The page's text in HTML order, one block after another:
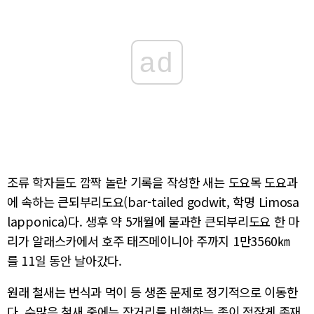
ad
조류 학자들도 깜짝 놀란 기록을 작성한 새는 도요목 도요과
에 속하는 큰되부리도요(bar-tailed godwit, 학명 Limosa
lapponica)다. 생후 약 5개월에 불과한 큰되부리도요 한 마
리가 알래스카에서 호주 태즈메이니아 주까지 1만3560㎞
를 11일 동안 날아갔다.
원래 철새는 번식과 먹이 등 생존 문제로 정기적으로 이동한